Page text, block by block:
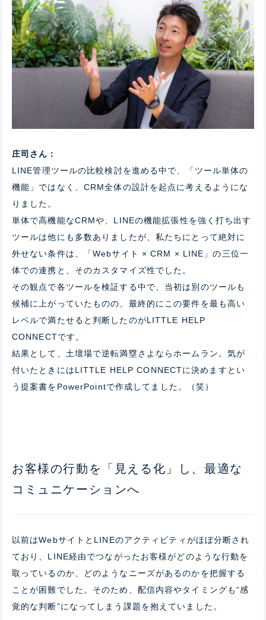
庄司さん：
LINE管理ツールの比較検討を進める中で、「ツール単体の
機能」ではなく、CRM全体の設計を起点に考えるようにな
りました。
単体で高機能なCRMや、LINEの機能拡張性を強く打ち出す
ツールは他にも多数ありましたが、私たちにとって絶対に
外せない条件は、「Webサイト × CRM × LINE」の三位一
体での連携と、そのカスタマイズ性でした。
その観点で各ツールを検証する中で、当初は別のツールも
候補に上がっていたものの、最終的にこの要件を最も高い
レベルで満たせると判断したのがLITTLE HELP
CONNECTです。
結果として、土壇場で逆転満塁さよならホームラン。気が
付いたときにはLITTLE HELP CONNECTに決めますとい
う提案書をPowerPointで作成してました。（笑）
お客様の行動を「見える化」し、最適な
コミュニケーションへ
以前はWebサイトとLINEのアクティビティがほぼ分断され
ており、LINE経由でつながったお客様がどのような行動を
取っているのか、どのようなニーズがあるのかを把握する
ことが困難でした。そのため、配信内容やタイミングも“感
覚的な判断”になってしまう課題を抱えていました。